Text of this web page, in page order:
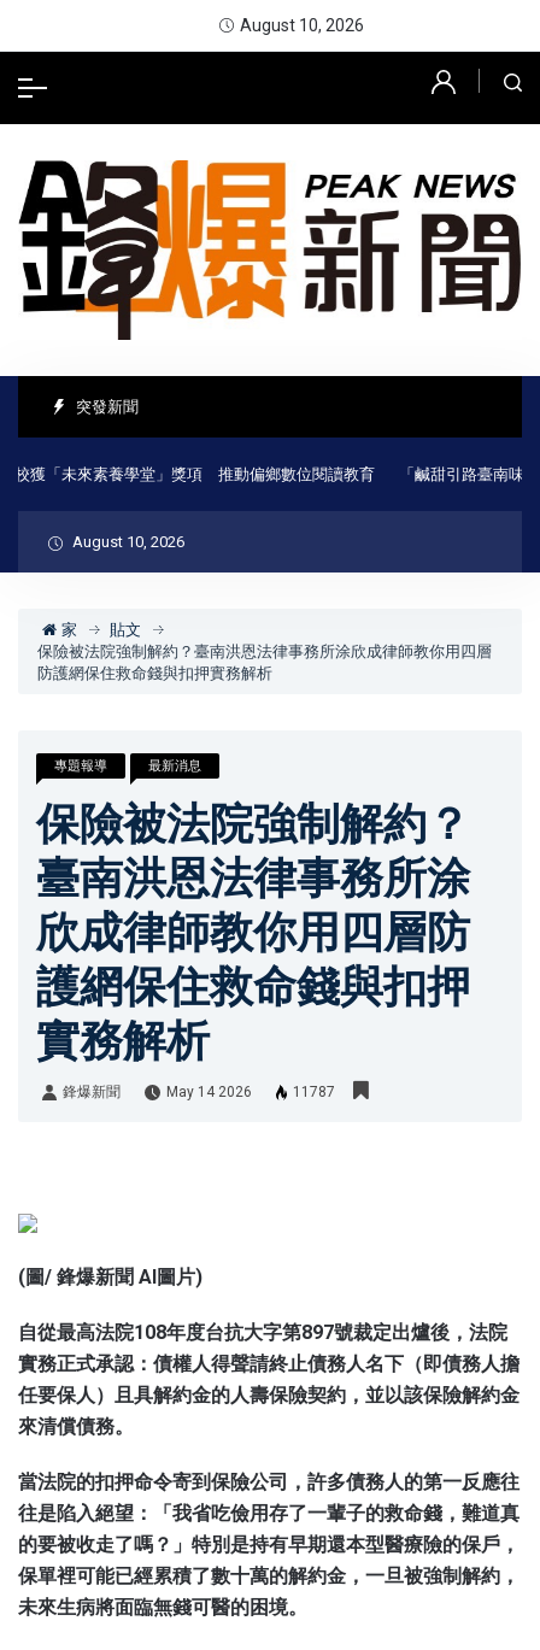
August 10, 2026
突發新聞
獲「未來素養學堂」獎項 推動偏鄉數位閱讀教育 「鹹甜引路臺南味」
August 10, 2026
家
貼文
保險被法院強制解約？臺南洪恩法律事務所涂欣成律師教你用四層
防護網保住救命錢與扣押實務解析
專題報導 最新消息
保險被法院強制解約？
臺南洪恩法律事務所涂
欣成律師教你用四層防
護網保住救命錢與扣押
實務解析
鋒爆新聞 May 14 2026 11787
(圖/ 鋒爆新聞 AI圖片)
自從最高法院108年度台抗大字第897號裁定出爐後，法院
實務正式承認：債權人得聲請終止債務人名下（即債務人擔
任要保人）且具解約金的人壽保險契約，並以該保險解約金
來清償債務。
當法院的扣押命令寄到保險公司，許多債務人的第一反應往
往是陷入絕望：「我省吃儉用存了一輩子的救命錢，難道真
的要被收走了嗎？」特別是持有早期還本型醫療險的保戶，
保單裡可能已經累積了數十萬的解約金，一旦被強制解約，
未來生病將面臨無錢可醫的困境。